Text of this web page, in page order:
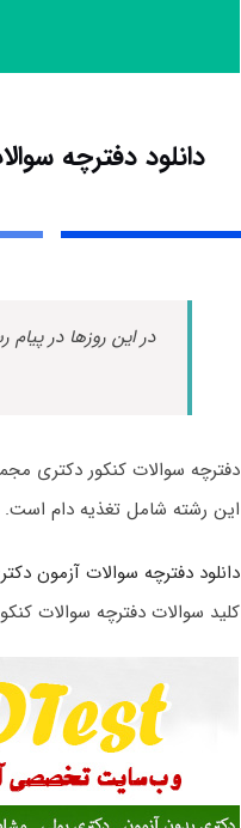
دانلود دفترچه سوالات آزمون
در این روزها در پیام
دفترچه سوالات کنکور دکتری مجموعه علوم دامی (۲)جهت
این رشته شامل تغذیه دام است.
دانلود دفترچه سوالات آزمون
کلید سوالات دفترچه سوالات